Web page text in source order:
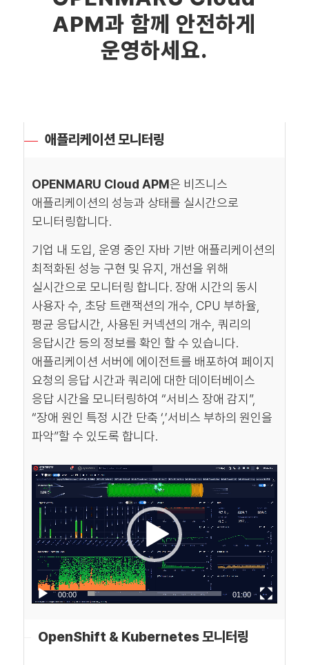
APM과 함께 안전하게
운영하세요.
애플리케이션 모니터링
OPENMARU Cloud APM은 비즈니스
애플리케이션의 성능과 상태를 실시간으로
모니터링합니다.
기업 내 도입, 운영 중인 자바 기반 애플리케이션의
최적화된 성능 구현 및 유지, 개선을 위해
실시간으로 모니터링 합니다. 장애 시간의 동시
사용자 수, 초당 트랜잭션의 개수, CPU 부하율,
평균 응답시간, 사용된 커넥션의 개수, 쿼리의
응답시간 등의 정보를 확인 할 수 있습니다.
애플리케이션 서버에 에이전트를 배포하여 페이지
요청의 응답 시간과 쿼리에 대한 데이터베이스
응답 시간을 모니터링하여 “서비스 장애 감지”,
“장애 원인 특정 시간 단축 ‘,’서비스 부하의 원인을
파악”할 수 있도록 합니다.
00:00 01:00
OpenShift & Kubernetes 모니터링